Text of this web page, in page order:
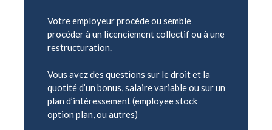
Votre employeur procède ou semble
procéder à un licenciement collectif ou à une
restructuration.
Vous avez des questions sur le droit et la
quotité d’un bonus, salaire variable ou sur un
plan d’intéressement (employee stock
option plan, ou autres)